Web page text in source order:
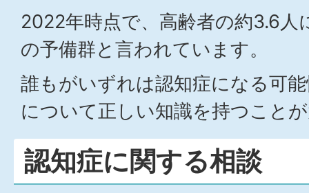
2022年時点で、高齢者の約3.6人
の予備群と言われています。
誰もがいずれは認知症になる可
について正しい知識を持つこと
認知症に関する相談